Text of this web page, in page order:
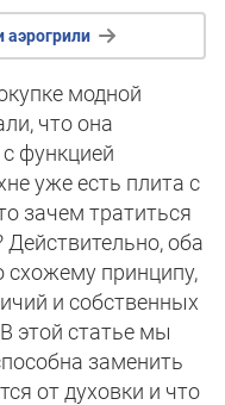
аэрогрили
модной
что она
функцией
уже есть плита с
зачем тратиться
оба
схожему принципу,
и собственных
этой статье мы
заменить
от духовки и что